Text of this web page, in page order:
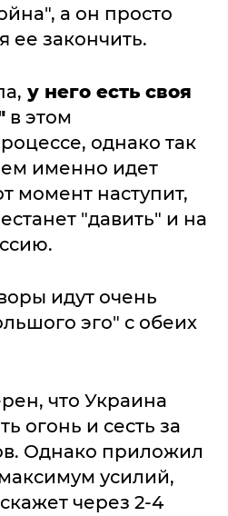
а он просто
ее закончить.
у него есть своя
в этом
однако так
именно идет
момент наступит,
"давить" и на
идут очень
эго" с обеих
что Украина
огонь и сесть за
Однако приложил
усилий,
через 2-4